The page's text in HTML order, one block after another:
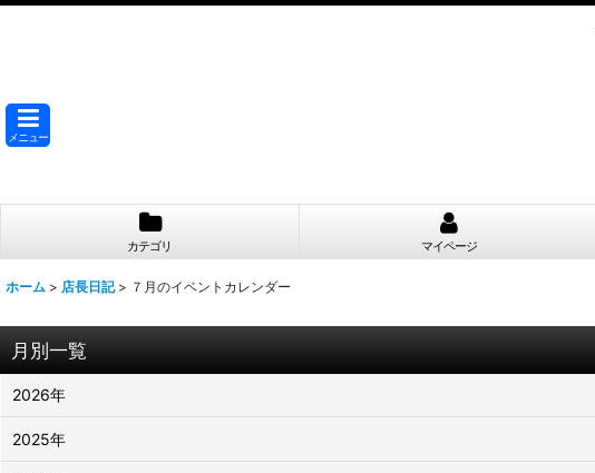
メニュー
カテゴリ マイページ
ホーム > 店長日記 > ７月のイベントカレンダー
月別一覧
2026年
2025年